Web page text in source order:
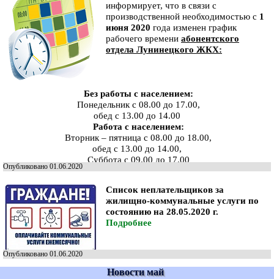
информирует, что в связи с
производственной необходимостью с 1
июня 2020 года изменен график
рабочего времени абонентского
отдела Лунинецкого ЖКХ:
Без работы с населением:
Понедельник с 08.00 до 17.00,
обед с 13.00 до 14.00
Работа с населением:
Вторник – пятница с 08.00 до 18.00,
обед с 13.00 до 14.00,
Суббота с 09.00 до 17.00
Опубликовано 01.06.2020
Список неплательщиков за
жилищно-коммунальные услуги по
состоянию на 28.05.2020 г.
Подробнее
Опубликовано 01.06.2020
Новости май